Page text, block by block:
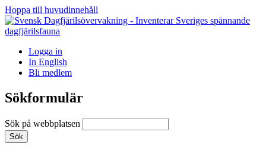
Hoppa till huvudinnehåll
Logga in
In English
Bli medlem
Sökformulär
Sök på webbplatsen